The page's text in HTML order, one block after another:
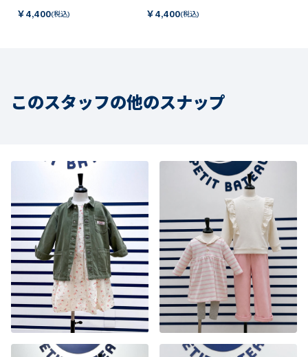
￥ 4,400(税込) ￥ 4,400(税込)
このスタッフの他のスナップ